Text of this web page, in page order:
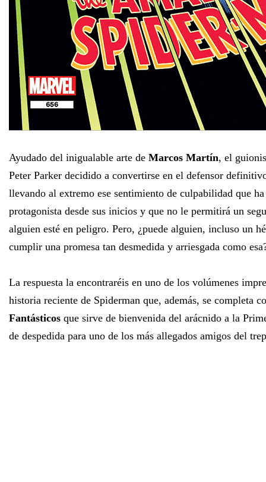
Ayudado del inigualable arte de Marcos Martín, el
Peter Parker decidido a convertirse en el defensor
llevando al extremo ese sentimiento de culpabilidad que
protagonista desde sus inicios y que no le permitirá un
alguien esté en peligro. Pero, ¿puede alguien, incluso un
cumplir una promesa tan desmedida y arriesgada como
La respuesta la encontraréis en uno de los volúmenes
historia reciente de Spiderman que, además, se completa
Fantásticos que sirve de bienvenida del arácnido a la
de despedida para uno de los más allegados amigos del